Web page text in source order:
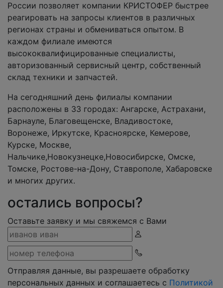
России позволяет компании КРИСТОФЕР быстрее
реагировать на запросы клиентов в различных
регионах страны и обмениваться опытом. В
каждом филиале имеются
высококвалифицированные специалисты,
авторизованный сервисный центр, собственный
склад техники и запчастей.
На сегодняшний день филиалы компании
расположены в 33 городах: Ангарске, Астрахани,
Барнауле, Благовещенске, Владивостоке,
Воронеже, Иркутске, Красноярске, Кемерове,
Курске, Москве,
Нальчике,Новокузнецке,Новосибирске, Омске,
Томске, Ростове-на-Дону, Ставрополе, Хабаровске
и многих других.
остались вопросы?
Оставьте заявку и мы свяжемся с Вами
Отправляя данные, вы разрешаете обработку
персональных данных и соглашаетесь с Политикой